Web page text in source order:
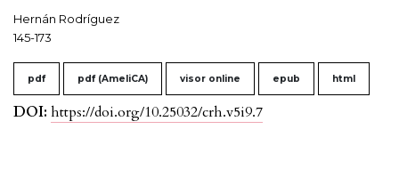
Hernán Rodríguez
145-173
pdf pdf (AmeliCA) visor online epub html
DOI: https://doi.org/10.25032/crh.v5i9.7